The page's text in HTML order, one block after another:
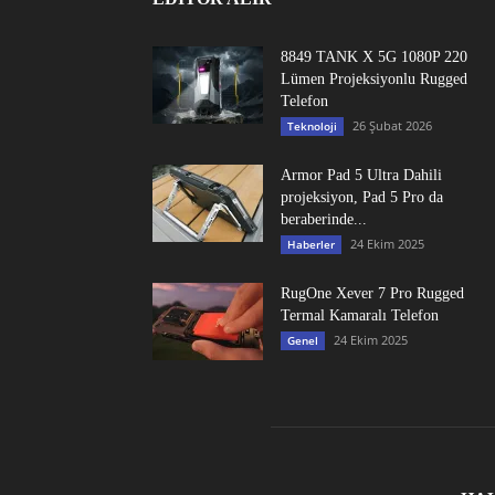
8849 TANK X 5G 1080P 220
Lümen Projeksiyonlu Rugged
Telefon
Teknoloji 26 Şubat 2026
Armor Pad 5 Ultra Dahili
projeksiyon, Pad 5 Pro da
beraberinde...
Haberler 24 Ekim 2025
RugOne Xever 7 Pro Rugged
Termal Kamaralı Telefon
Genel 24 Ekim 2025